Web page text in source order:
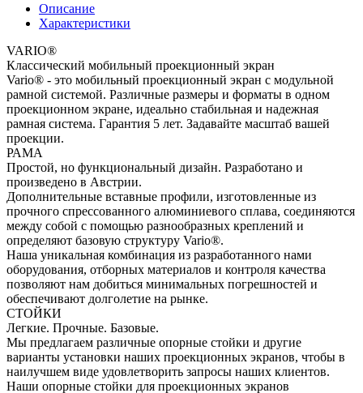
Описание
Характеристики
VARIO®
Классический мобильный проекционный экран
Vario® - это мобильный проекционный экран с модульной
рамной системой. Различные размеры и форматы в одном
проекционном экране, идеально стабильная и надежная
рамная система. Гарантия 5 лет. Задавайте масштаб вашей
проекции.
РАМА
Простой, но функциональный дизайн. Разработано и
произведено в Австрии.
Дополнительные вставные профили, изготовленные из
прочного спрессованного алюминиевого сплава, соединяются
между собой с помощью разнообразных креплений и
определяют базовую структуру Vario®.
Наша уникальная комбинация из разработанного нами
оборудования, отборных материалов и контроля качества
позволяют нам добиться минимальных погрешностей и
обеспечивают долголетие на рынке.
СТОЙКИ
Легкие. Прочные. Базовые.
Мы предлагаем различные опорные стойки и другие
варианты установки наших проекционных экранов, чтобы в
наилучшем виде удовлетворить запросы наших клиентов.
Наши опорные стойки для проекционных экранов